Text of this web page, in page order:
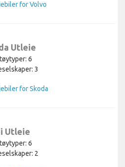
for Volvo
Utleie
6
3
for Skoda
Utleie
6
2